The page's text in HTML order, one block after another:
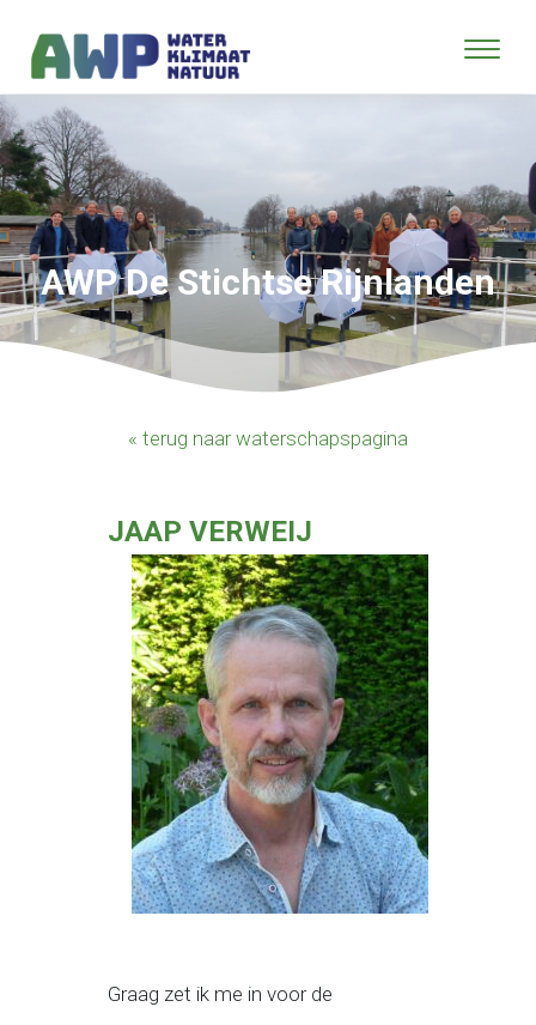
AWP De Stichtse Rijnlanden
« terug naar waterschapspagina
JAAP VERWEIJ
Graag zet ik me in voor de